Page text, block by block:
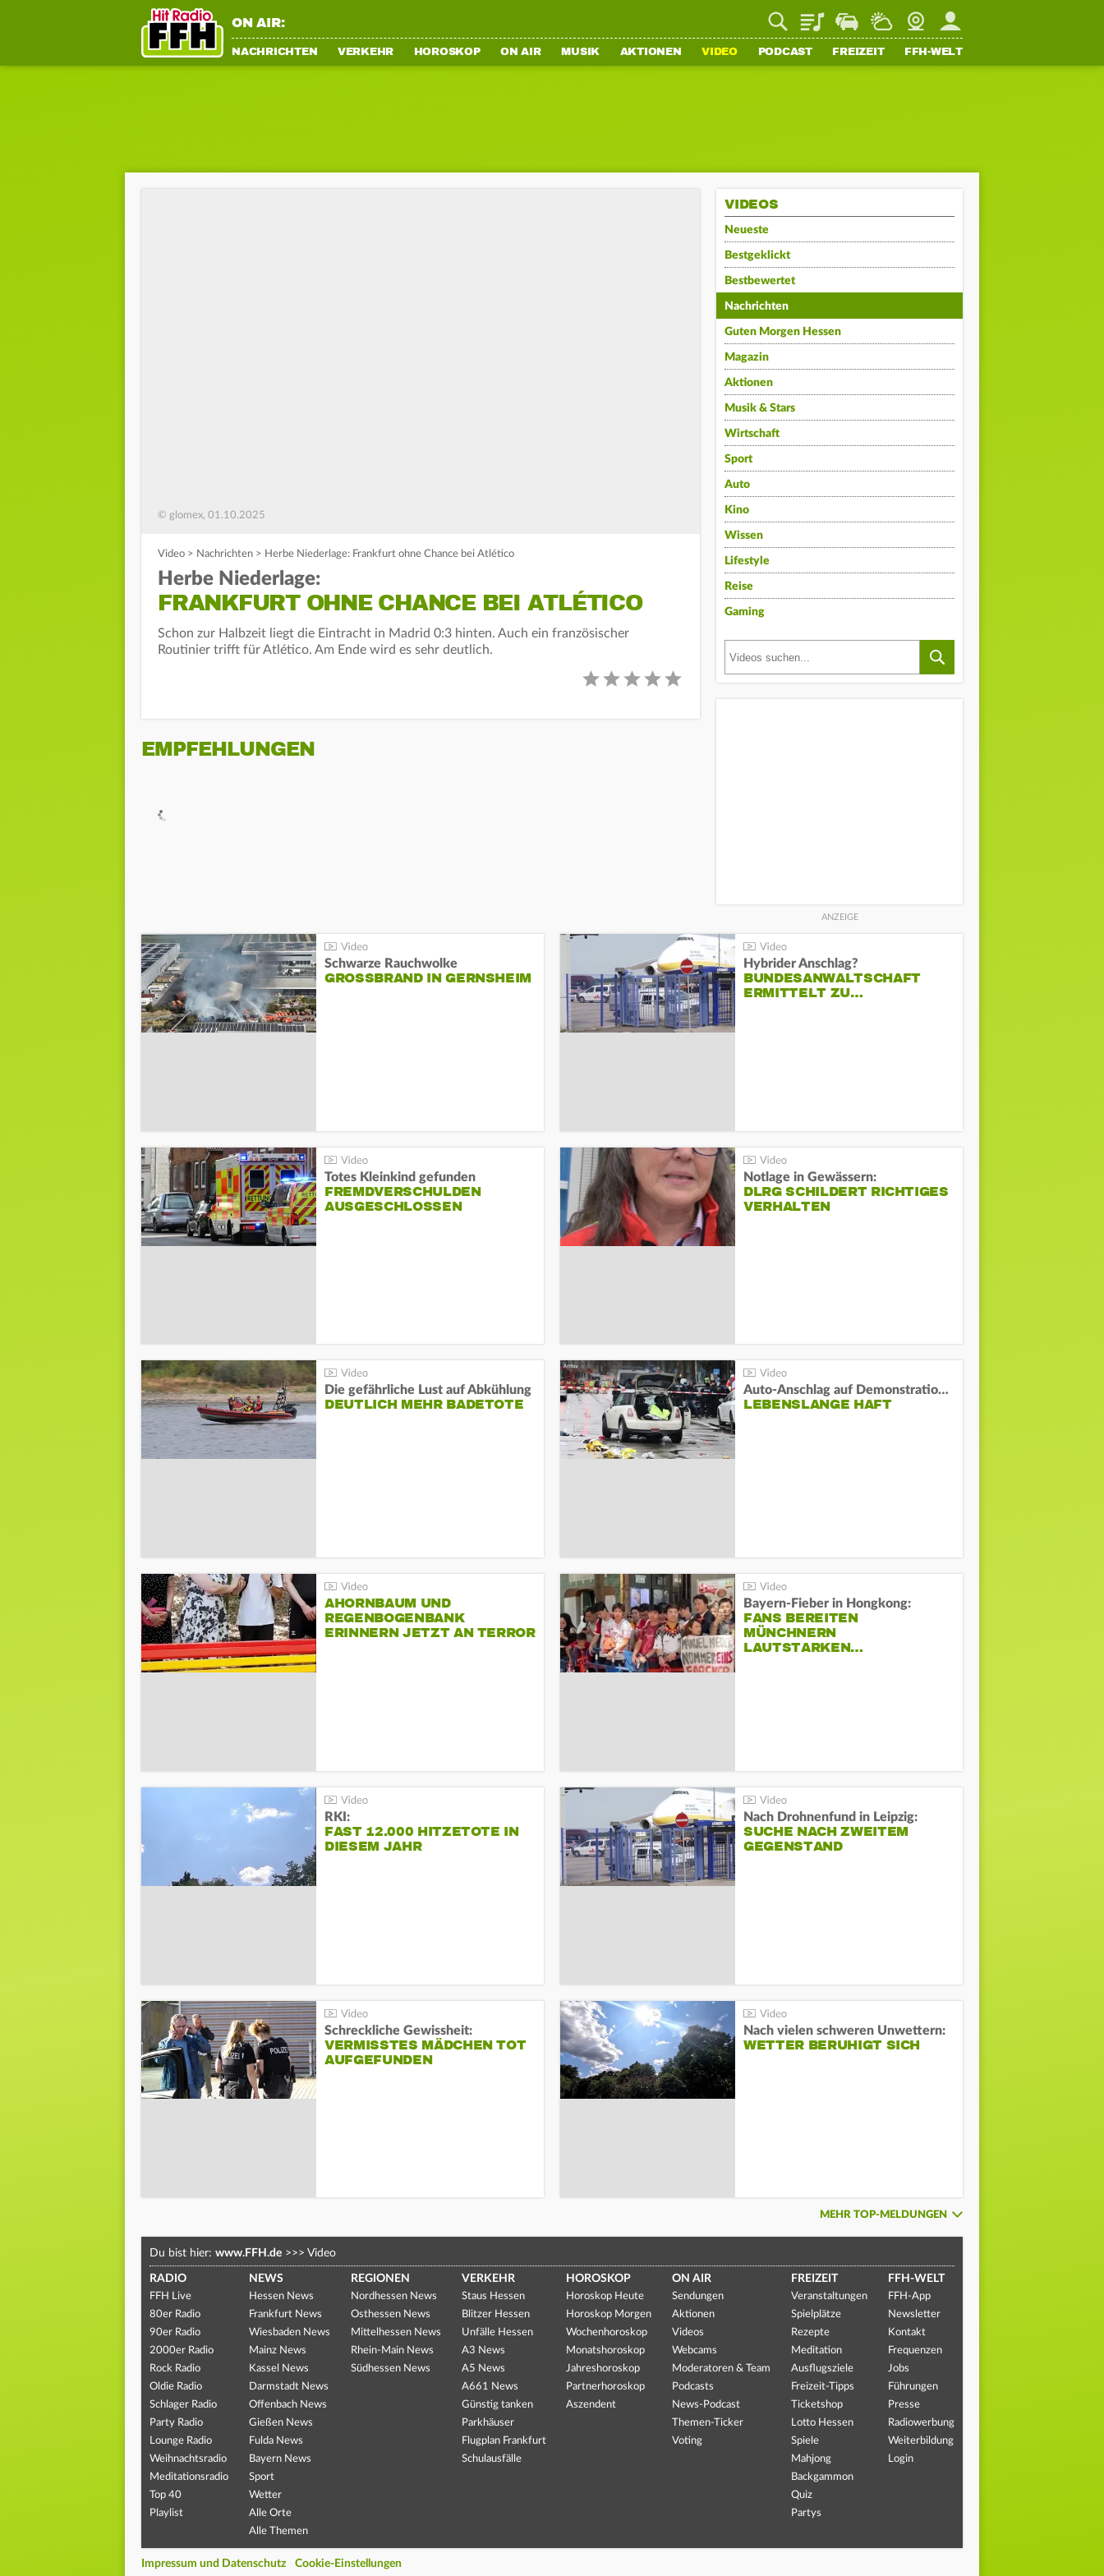
ON AIR: PlaylistStaupilotWetterWebcamMein FFH
NACHRICHTEN VERKEHR HOROSKOP ON AIR MUSIK AKTIONEN VIDEO PODCAST FREIZEIT FFH-WELT
© glomex, 01.10.2025
Video > Nachrichten > Herbe Niederlage: Frankfurt ohne Chance bei Atlético
Herbe Niederlage:
FRANKFURT OHNE CHANCE BEI ATLÉTICO
Schon zur Halbzeit liegt die Eintracht in Madrid 0:3 hinten. Auch ein französischer
Routinier trifft für Atlético. Am Ende wird es sehr deutlich.
EMPFEHLUNGEN
VIDEOS
Neueste
Bestgeklickt
Bestbewertet
Nachrichten
Guten Morgen Hessen
Magazin
Aktionen
Musik & Stars
Wirtschaft
Sport
Auto
Kino
Wissen
Lifestyle
Reise
Gaming
Schwarze Rauchwolke
GROSSBRAND IN GERNSHEIM
Hybrider Anschlag?
BUNDESANWALTSCHAFT
ERMITTELT ZU…
Totes Kleinkind gefunden
FREMDVERSCHULDEN
AUSGESCHLOSSEN
Notlage in Gewässern:
DLRG SCHILDERT RICHTIGES
VERHALTEN
Die gefährliche Lust auf Abkühlung
DEUTLICH MEHR BADETOTE
Auto-Anschlag auf Demonstration in München:
LEBENSLANGE HAFT
AHORNBAUM UND
REGENBOGENBANK
ERINNERN JETZT AN TERROR
Bayern-Fieber in Hongkong:
FANS BEREITEN
MÜNCHNERN
LAUTSTARKEN…
RKI:
FAST 12.000 HITZETOTE IN
DIESEM JAHR
Nach Drohnenfund in Leipzig:
SUCHE NACH ZWEITEM
GEGENSTAND
Schreckliche Gewissheit:
VERMISSTES MÄDCHEN TOT
AUFGEFUNDEN
Nach vielen schweren Unwettern:
WETTER BERUHIGT SICH
MEHR TOP-MELDUNGEN
Du bist hier: www.FFH.de >>> Video
RADIO
FFH Live
80er Radio
90er Radio
2000er Radio
Rock Radio
Oldie Radio
Schlager Radio
Party Radio
Lounge Radio
Weihnachtsradio
Meditationsradio
Top 40
Playlist
NEWS
Hessen News
Frankfurt News
Wiesbaden News
Mainz News
Kassel News
Darmstadt News
Offenbach News
Gießen News
Fulda News
Bayern News
Sport
Wetter
Alle Orte
Alle Themen
REGIONEN
Nordhessen News
Osthessen News
Mittelhessen News
Rhein-Main News
Südhessen News
VERKEHR
Staus Hessen
Blitzer Hessen
Unfälle Hessen
A3 News
A5 News
A661 News
Günstig tanken
Parkhäuser
Flugplan Frankfurt
Schulausfälle
HOROSKOP
Horoskop Heute
Horoskop Morgen
Wochenhoroskop
Monatshoroskop
Jahreshoroskop
Partnerhoroskop
Aszendent
ON AIR
Sendungen
Aktionen
Videos
Webcams
Moderatoren & Team
Podcasts
News-Podcast
Themen-Ticker
Voting
FREIZEIT
Veranstaltungen
Spielplätze
Rezepte
Meditation
Ausflugsziele
Freizeit-Tipps
Ticketshop
Lotto Hessen
Spiele
Mahjong
Backgammon
Quiz
Partys
FFH-WELT
FFH-App
Newsletter
Kontakt
Frequenzen
Jobs
Führungen
Presse
Radiowerbung
Weiterbildung
Login
Impressum und Datenschutz Cookie-Einstellungen